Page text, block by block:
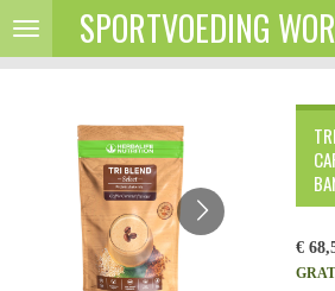
Ga
naar
SPORTVOEDING
€